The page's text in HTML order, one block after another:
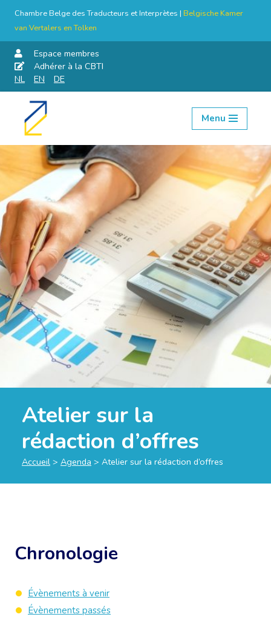
Chambre Belge des Traducteurs et Interprètes | Belgische Kamer
van Vertalers en Tolken
Espace membres
Adhérer à la CBTI
NL
EN DE
Aller
contenu
Menu
Atelier sur la
rédaction d’offres
Accueil > Agenda > Atelier sur la rédaction d’offres
Chronologie
Évènements à venir
Évènements passés